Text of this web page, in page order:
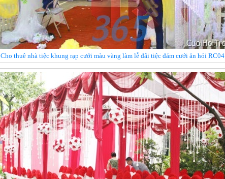
Cho thuê nhà tiệc khung rạp cưới màu vàng làm lễ đãi tiệc đám cưới ăn hỏi RC04